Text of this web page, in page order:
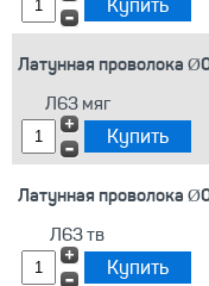
Латунная проволока
Л63 мяг
Латунная проволока
Л63 тв